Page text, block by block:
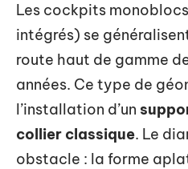
Les cockpits
intégrés) se
route haut de gamme
années. Ce type de
l’installation d’un
collier classique. Le
obstacle : la forme